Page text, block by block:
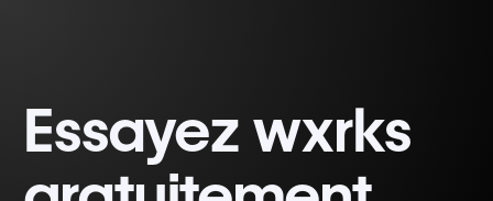
Essayez wxrks